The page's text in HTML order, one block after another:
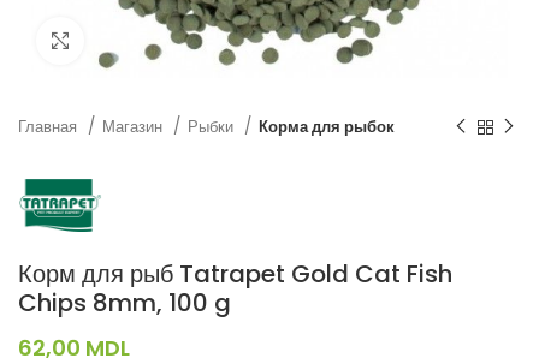
Нажмите, чтобы увеличить
Главная Магазин Рыбки Корма для рыбок
Корм для рыб Tatrapet Gold Cat Fish
Chips 8mm, 100 g
62,00 MDL